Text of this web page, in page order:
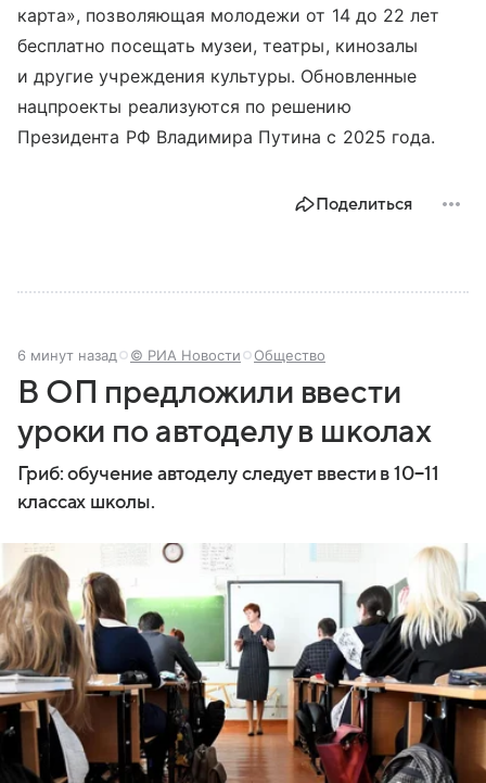
карта», позволяющая молодежи от 14 до 22 лет
бесплатно посещать музеи, театры, кинозалы
и другие учреждения культуры. Обновленные
нацпроекты реализуются по решению
Президента РФ Владимира Путина с 2025 года.
Поделиться
6 минут назад © РИА Новости Общество
В ОП предложили ввести
уроки по автоделу в школах
Гриб: обучение автоделу следует ввести в 10−11
классах школы.